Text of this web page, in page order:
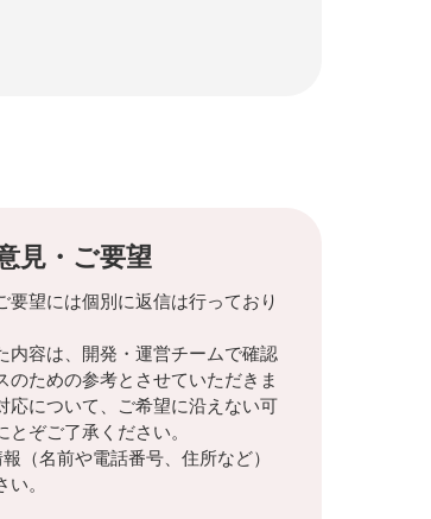
見・ご要望
要望には個別に返信は行っており
内容は、開発・運営チームで確認
のための参考とさせていただきま
応について、ご希望に沿えない可
ぞご了承ください。
（名前や電話番号、住所など）
。